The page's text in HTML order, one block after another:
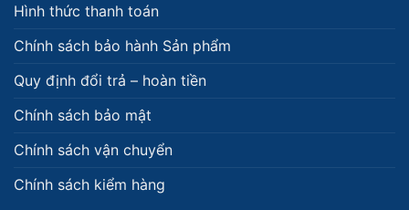
Hình thức thanh toán
Chính sách bảo hành Sản phẩm
Quy định đổi trả – hoàn tiền
Chính sách bảo mật
Chính sách vận chuyển
Chính sách kiểm hàng